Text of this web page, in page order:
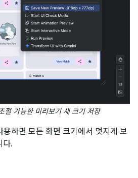
절 가능한 미리보기 새 크기 저장
하면 모든 화면 크기에서 멋지게 보
다.